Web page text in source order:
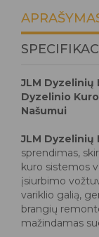
JLM Dyzelinių
Dyzelinio
Našumui
JLM Dyzelinių
sprendimas,
kuro sistemos
įsiurbimo
variklio galią,
brangių
mažindamas